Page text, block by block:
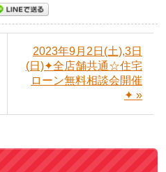
2023年9月2日(土),3日
(日)✦全店舗共通☆住宅
ローン無料相談会開催
✦ »